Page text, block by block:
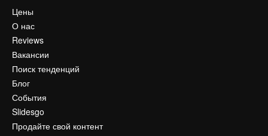
Цены
О нас
Reviews
Вакансии
Поиск тенденций
Блог
События
Slidesgo
Продайте свой контент